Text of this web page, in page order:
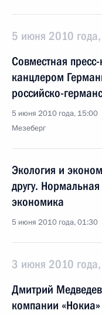
5 июня 2010 года,
Совместная
канцлером
российско-
5 июня 2010 года, 15:00
Мезеберг
Экология и
другу.
экономика
5 июня 2010 года, 01:30
3 июня 2010 года,
Дмитрий Медведев
компании